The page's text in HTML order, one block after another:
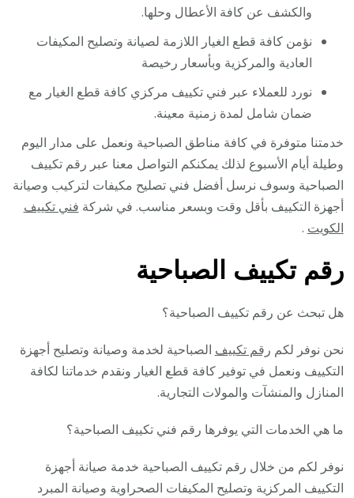
والكشف عن كافة الأعطال وحلها.
نؤمن كافة قطع الغيار اللازمة لصيانة وتصليح المكيفات
العادية والمركزية وبأسعار رخيصة
نورد للعملاء عبر فني تكييف مركزي كافة قطع الغيار مع
ضمان شامل لمدة زمنية معينة.
خدمتنا متوفرة في كافة مناطق الصباحية ونعمل على مدار اليوم
وطيلة أيام الأسبوع لذلك يمكنكم التواصل معنا عبر رقم تكييف
الصباحية وسوف نرسل أفضل فني تصليح مكيفات لتركيب وصيانة
أجهزة التكييف بأقل وقت وبسعر مناسب. في شركة فني تكييف
الكويت .
رقم تكييف الصباحية
هل تبحث عن رقم تكييف الصباحية؟
نحن نوفر لكم رقم تكييف الصباحية لخدمة وصيانة وتصليح أجهزة
التكييف ونعمل في توفير كافة قطع الغيار ونقدم خدماتنا لكافة
المنازل والمنشآت والمولات التجارية.
ما هي الخدمات التي يوفرها رقم فني تكييف الصباحية؟
نوفر لكم من خلال رقم تكييف الصباحية خدمة صيانة أجهزة
التكييف المركزية وتصليح المكيفات الصحراوية وصيانة المبرد